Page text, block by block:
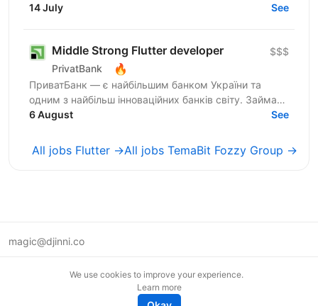
in the medical / healthcare domain. The...
14 July See
Middle Strong Flutter developer
PrivatBank 🔥
$$$
ПриватБанк — є найбільшим банком України та
одним з найбільш інноваційних банків світу. Займає
лідуючі позиції за всіма фінансовими показниками в
6 August See
All jobs Flutter →All jobs TemaBit Fozzy Group →
magic@djinni.co
We use cookies to improve your experience.
Learn more